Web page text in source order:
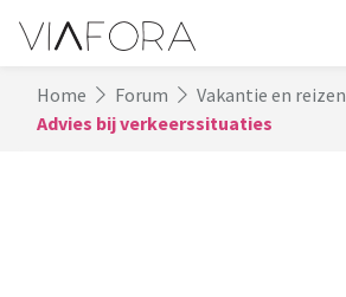
Home Forum
Vakantie en reizen
Advies bij verkeerssituaties